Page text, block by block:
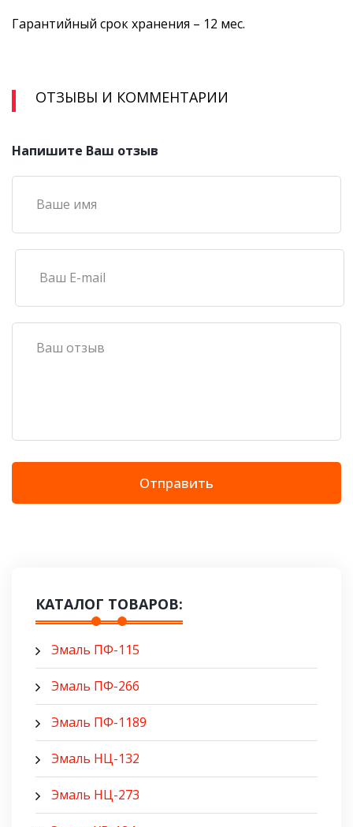
Гарантийный срок хранения – 12 мес.
ОТЗЫВЫ И КОММЕНТАРИИ
Напишите Ваш отзыв
Отправить
КАТАЛОГ ТОВАРОВ:
Эмаль ПФ-115
Эмаль ПФ-266
Эмаль ПФ-1189
Эмаль НЦ-132
Эмаль НЦ-273